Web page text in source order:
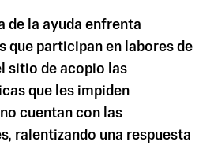
de la ayuda enfrenta
que participan en labores de
sitio de acopio las
que les impiden
cuentan con las
ralentizando una respuesta